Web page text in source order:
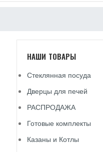
НАШИ ТОВАРЫ
Стеклянная посуда
Дверцы для печей
РАСПРОДАЖА
Готовые комплекты
Казаны и Котлы